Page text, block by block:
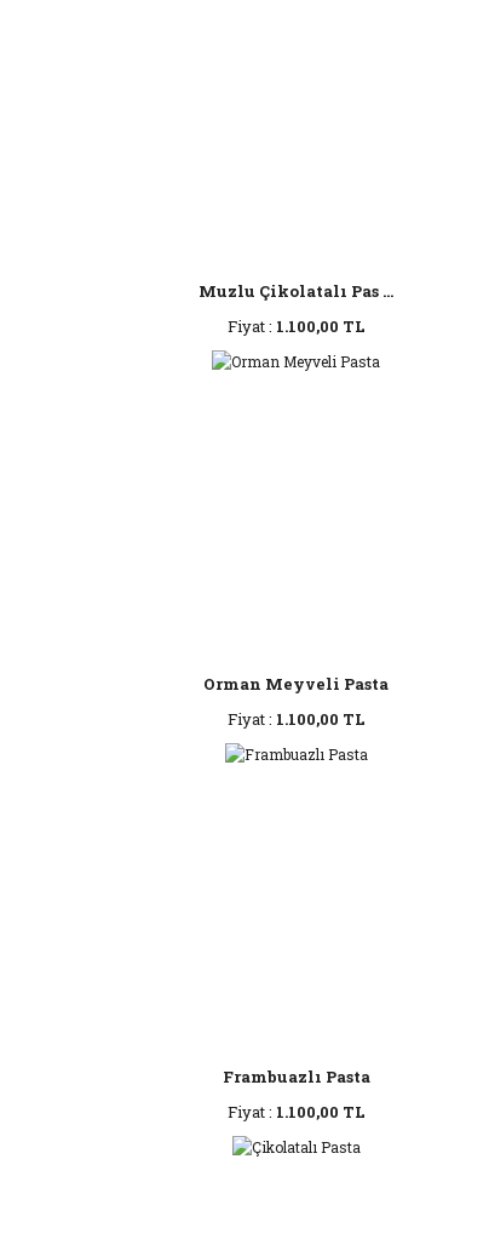
Muzlu Çikolatalı Pas ...
Fiyat : 1.100,00 TL
Orman Meyveli Pasta
Fiyat : 1.100,00 TL
Frambuazlı Pasta
Fiyat : 1.100,00 TL